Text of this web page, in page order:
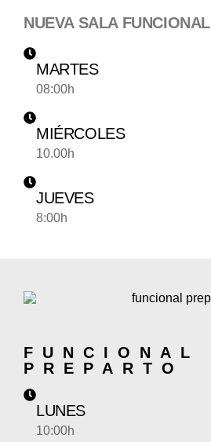
NUEVA SALA FUNCIONAL
MARTES
08:00h
MIÉRCOLES
10.00h
JUEVES
8:00h
FUNCIONAL
PREPARTO
LUNES
10:00h